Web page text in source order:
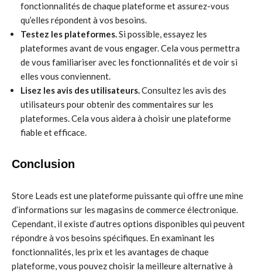
fonctionnalités de chaque plateforme et assurez-vous
qu’elles répondent à vos besoins.
Testez les plateformes.Si possible, essayez les
plateformes avant de vous engager. Cela vous permettra
de vous familiariser avec les fonctionnalités et de voir si
elles vous conviennent.
Lisez les avis des utilisateurs.Consultez les avis des
utilisateurs pour obtenir des commentaires sur les
plateformes. Cela vous aidera à choisir une plateforme
fiable et efficace.
Conclusion
Store Leads est une plateforme puissante qui offre une mine
d’informations sur les magasins de commerce électronique.
Cependant, il existe d’autres options disponibles qui peuvent
répondre à vos besoins spécifiques. En examinant les
fonctionnalités, les prix et les avantages de chaque
plateforme, vous pouvez choisir la meilleure alternative à